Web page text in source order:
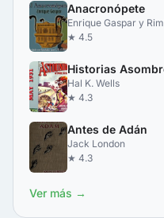
Anacronópete
Enrique Gaspar y
★ 4.5
Historias
Hal K. Wells
★ 4.3
Antes de Adán
Jack London
★ 4.3
Ver más →